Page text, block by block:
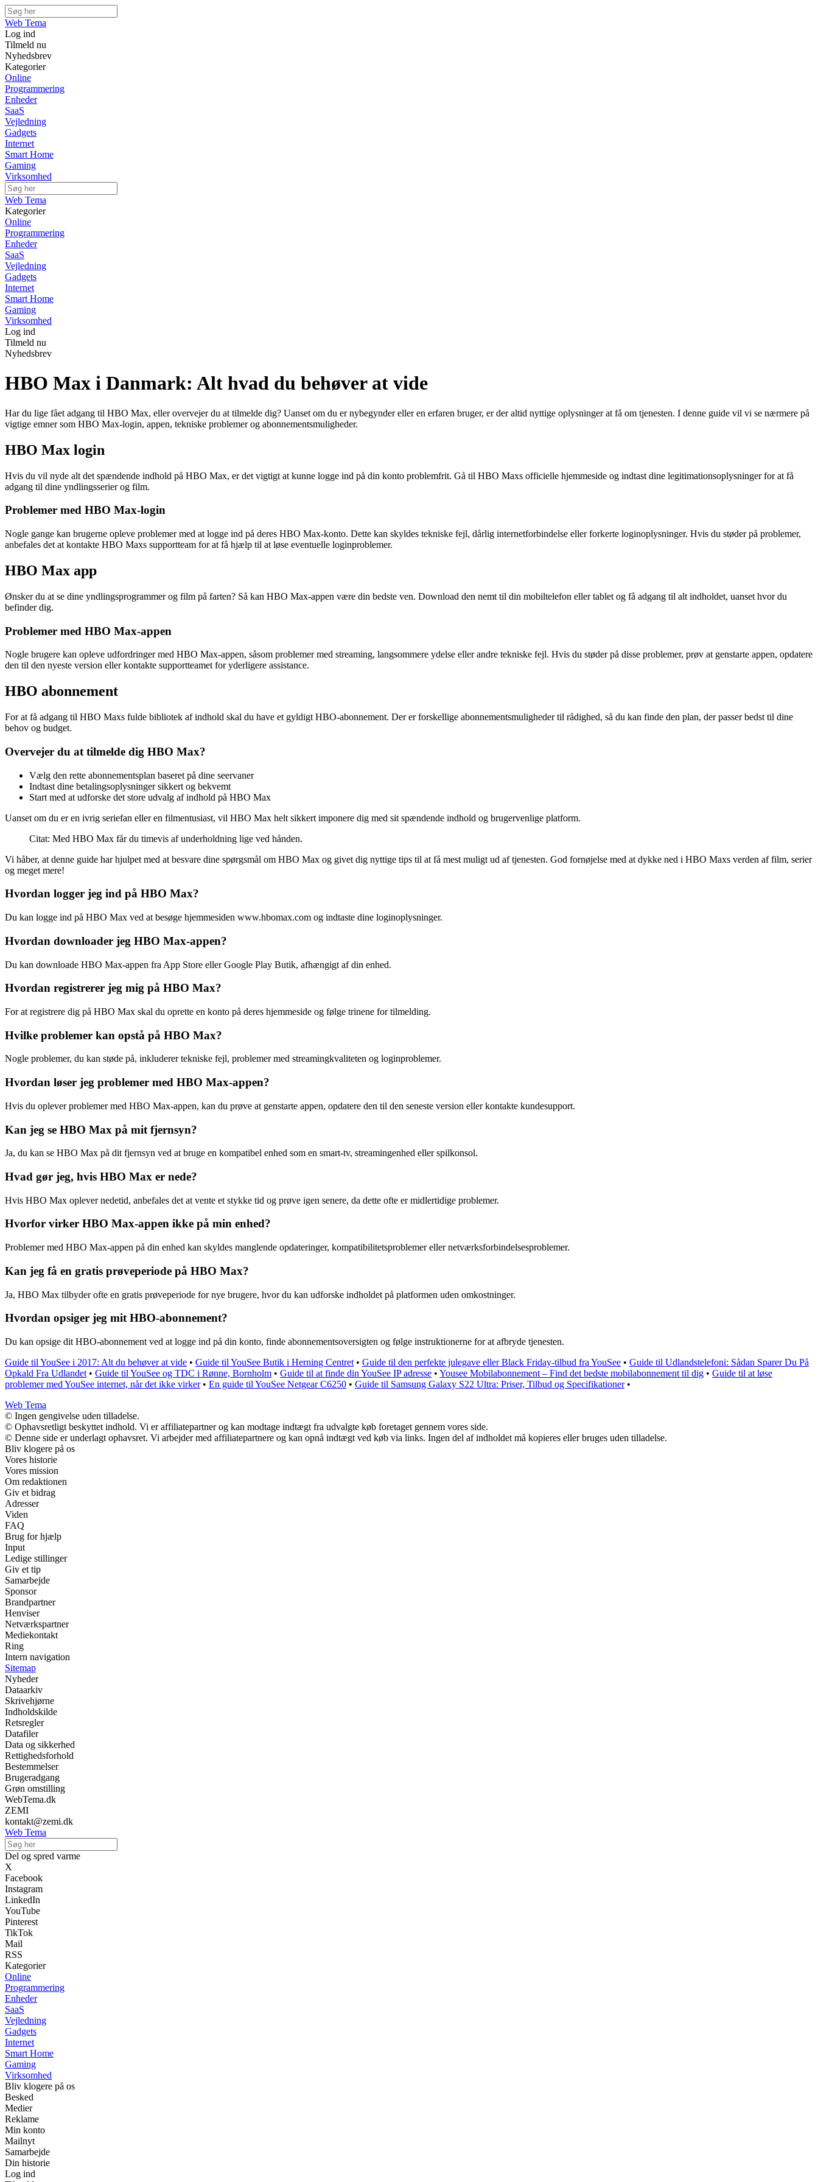
Web Tema
Log ind
Tilmeld nu
Nyhedsbrev
Kategorier
Online
Programmering
Enheder
SaaS
Vejledning
Gadgets
Internet
Smart Home
Gaming
Virksomhed
Web Tema
Kategorier
Online
Programmering
Enheder
SaaS
Vejledning
Gadgets
Internet
Smart Home
Gaming
Virksomhed
Log ind
Tilmeld nu
Nyhedsbrev
HBO Max i Danmark: Alt hvad du behøver at vide
Har du lige fået adgang til HBO Max, eller overvejer du at tilmelde dig? Uanset om du er nybegynder eller en erfaren bruger, er der altid nyttige oplysninger at få om tjenesten. I denne guide vil vi se nærmere på
vigtige emner som HBO Max-login, appen, tekniske problemer og abonnementsmuligheder.
HBO Max login
Hvis du vil nyde alt det spændende indhold på HBO Max, er det vigtigt at kunne logge ind på din konto problemfrit. Gå til HBO Maxs officielle hjemmeside og indtast dine legitimationsoplysninger for at få
adgang til dine yndlingsserier og film.
Problemer med HBO Max-login
Nogle gange kan brugerne opleve problemer med at logge ind på deres HBO Max-konto. Dette kan skyldes tekniske fejl, dårlig internetforbindelse eller forkerte loginoplysninger. Hvis du støder på problemer,
anbefales det at kontakte HBO Maxs supportteam for at få hjælp til at løse eventuelle loginproblemer.
HBO Max app
Ønsker du at se dine yndlingsprogrammer og film på farten? Så kan HBO Max-appen være din bedste ven. Download den nemt til din mobiltelefon eller tablet og få adgang til alt indholdet, uanset hvor du
befinder dig.
Problemer med HBO Max-appen
Nogle brugere kan opleve udfordringer med HBO Max-appen, såsom problemer med streaming, langsommere ydelse eller andre tekniske fejl. Hvis du støder på disse problemer, prøv at genstarte appen, opdatere
den til den nyeste version eller kontakte supportteamet for yderligere assistance.
HBO abonnement
For at få adgang til HBO Maxs fulde bibliotek af indhold skal du have et gyldigt HBO-abonnement. Der er forskellige abonnementsmuligheder til rådighed, så du kan finde den plan, der passer bedst til dine
behov og budget.
Overvejer du at tilmelde dig HBO Max?
Vælg den rette abonnementsplan baseret på dine seervaner
Indtast dine betalingsoplysninger sikkert og bekvemt
Start med at udforske det store udvalg af indhold på HBO Max
Uanset om du er en ivrig seriefan eller en filmentusiast, vil HBO Max helt sikkert imponere dig med sit spændende indhold og brugervenlige platform.
Citat: Med HBO Max får du timevis af underholdning lige ved hånden.
Vi håber, at denne guide har hjulpet med at besvare dine spørgsmål om HBO Max og givet dig nyttige tips til at få mest muligt ud af tjenesten. God fornøjelse med at dykke ned i HBO Maxs verden af film, serier
og meget mere!
Hvordan logger jeg ind på HBO Max?
Du kan logge ind på HBO Max ved at besøge hjemmesiden www.hbomax.com og indtaste dine loginoplysninger.
Hvordan downloader jeg HBO Max-appen?
Du kan downloade HBO Max-appen fra App Store eller Google Play Butik, afhængigt af din enhed.
Hvordan registrerer jeg mig på HBO Max?
For at registrere dig på HBO Max skal du oprette en konto på deres hjemmeside og følge trinene for tilmelding.
Hvilke problemer kan opstå på HBO Max?
Nogle problemer, du kan støde på, inkluderer tekniske fejl, problemer med streamingkvaliteten og loginproblemer.
Hvordan løser jeg problemer med HBO Max-appen?
Hvis du oplever problemer med HBO Max-appen, kan du prøve at genstarte appen, opdatere den til den seneste version eller kontakte kundesupport.
Kan jeg se HBO Max på mit fjernsyn?
Ja, du kan se HBO Max på dit fjernsyn ved at bruge en kompatibel enhed som en smart-tv, streamingenhed eller spilkonsol.
Hvad gør jeg, hvis HBO Max er nede?
Hvis HBO Max oplever nedetid, anbefales det at vente et stykke tid og prøve igen senere, da dette ofte er midlertidige problemer.
Hvorfor virker HBO Max-appen ikke på min enhed?
Problemer med HBO Max-appen på din enhed kan skyldes manglende opdateringer, kompatibilitetsproblemer eller netværksforbindelsesproblemer.
Kan jeg få en gratis prøveperiode på HBO Max?
Ja, HBO Max tilbyder ofte en gratis prøveperiode for nye brugere, hvor du kan udforske indholdet på platformen uden omkostninger.
Hvordan opsiger jeg mit HBO-abonnement?
Du kan opsige dit HBO-abonnement ved at logge ind på din konto, finde abonnementsoversigten og følge instruktionerne for at afbryde tjenesten.
Guide til YouSee i 2017: Alt du behøver at vide • Guide til YouSee Butik i Herning Centret • Guide til den perfekte julegave eller Black Friday-tilbud fra YouSee • Guide til Udlandstelefoni: Sådan Sparer Du På
Opkald Fra Udlandet • Guide til YouSee og TDC i Rønne, Bornholm • Guide til at finde din YouSee IP adresse • Yousee Mobilabonnement – Find det bedste mobilabonnement til dig • Guide til at løse
problemer med YouSee internet, når det ikke virker• En guide til YouSee Netgear C6250 • Guide til Samsung Galaxy S22 Ultra: Priser, Tilbud og Specifikationer•
Web Tema
© Ingen gengivelse uden tilladelse.
© Ophavsretligt beskyttet indhold. Vi er affiliatepartner og kan modtage indtægt fra udvalgte køb foretaget gennem vores side.
© Denne side er underlagt ophavsret. Vi arbejder med affiliatepartnere og kan opnå indtægt ved køb via links. Ingen del af indholdet må kopieres eller bruges uden tilladelse.
Bliv klogere på os
Vores historie
Vores mission
Om redaktionen
Giv et bidrag
Adresser
Viden
FAQ
Brug for hjælp
Input
Ledige stillinger
Giv et tip
Samarbejde
Sponsor
Brandpartner
Henviser
Netværkspartner
Mediekontakt
Ring
Intern navigation
Sitemap
Nyheder
Dataarkiv
Skrivehjørne
Indholdskilde
Retsregler
Datafiler
Data og sikkerhed
Rettighedsforhold
Bestemmelser
Brugeradgang
Grøn omstilling
WebTema.dk
ZEMI
kontakt@zemi.dk
Web Tema
Del og spred varme
X
Facebook
Instagram
LinkedIn
YouTube
Pinterest
TikTok
Mail
RSS
Kategorier
Online
Programmering
Enheder
SaaS
Vejledning
Gadgets
Internet
Smart Home
Gaming
Virksomhed
Bliv klogere på os
Besked
Medier
Reklame
Min konto
Mailnyt
Samarbejde
Din historie
Log ind